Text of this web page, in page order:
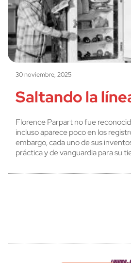
30 noviembre, 2025
Saltando la
Florence Parpart no fue
incluso aparece poco en los
embargo, cada uno de sus
práctica y de vanguardia para su